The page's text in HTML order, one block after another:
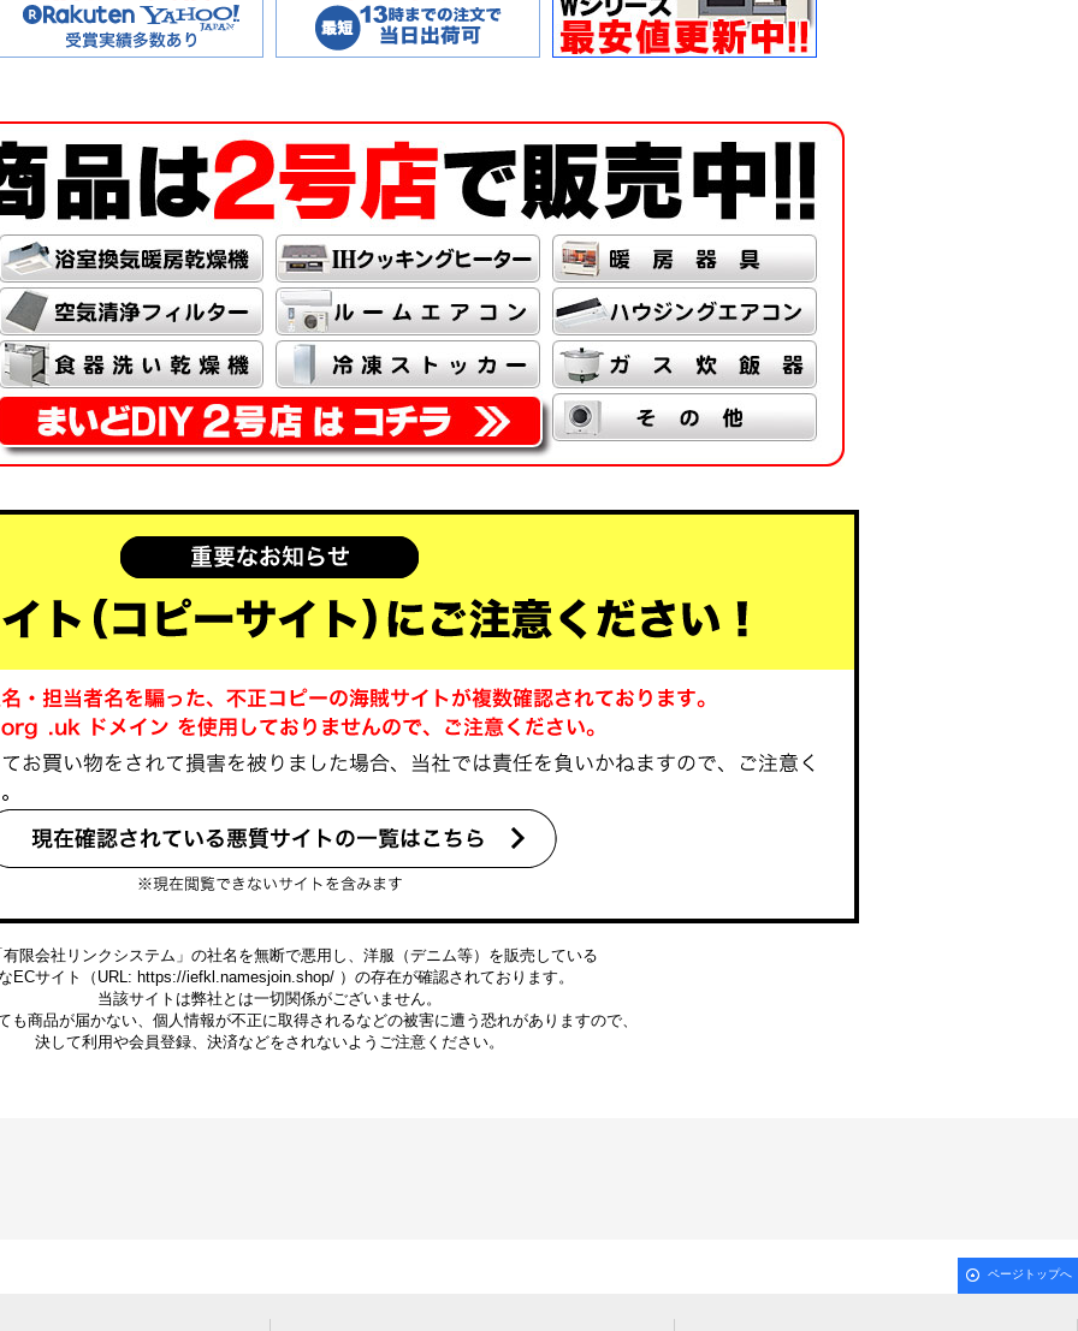
限会社リンクシステム」の社名を無断で悪用し、洋服（デニム等）を販売している
ECサイト（URL: https://iefkl.namesjoin.shop/ ）の存在が確認されております。
当該サイトは弊社とは一切関係がございません。
も商品が届かない、個人情報が不正に取得されるなどの被害に遭う恐れがありますので、
決して利用や会員登録、決済などをされないようご注意ください。
ページトップへ